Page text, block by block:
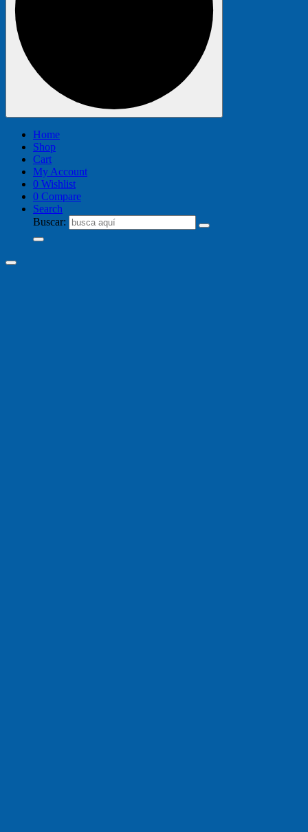
Home
Shop
Cart
My Account
0 Wishlist
0 Compare
Search
Buscar: